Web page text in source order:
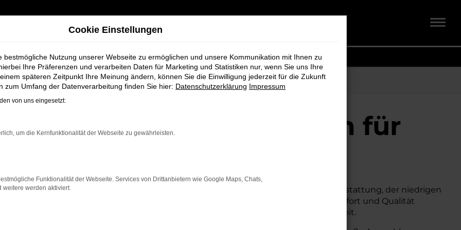
für Rotenburg bei Schmidt + Koch
Q5 Gebrauchtwagen für
+ Koch
ein zuverlässiges und modernes Fahrzeug suchen.
Mit seiner erstklassigen Ausstattung, der niedrigen
Gebrauchtwagen eine kostengünstige Alternative zum Neuwagen, ohne auf Komfort und Qualität
Fahrten, der Q5 überzeugt durch Fahrkomfort, Sicherheit und Wirtschaftlichkeit.
Cookie Einstellungen
bestmögliche Nutzung unserer Webseite zu ermöglichen und unsere Kommunikation mit Ihnen zu
Ihre Präferenzen und verarbeiten Daten für Marketing und Statistiken nur, wenn Sie uns Ihre
späteren Zeitpunkt Ihre Meinung ändern, können Sie die Einwilligung jederzeit für die Zukunft
zum Umfang der Datenverarbeitung finden Sie hier: Datenschutzerklärung Impressum
von uns eingesetzt:
um die Kernfunktionalität der Webseite zu gewährleisten.
Funktionalität der Webseite. Services von Drittanbietern wie Google Maps, Chats,
weitere werden aktiviert.